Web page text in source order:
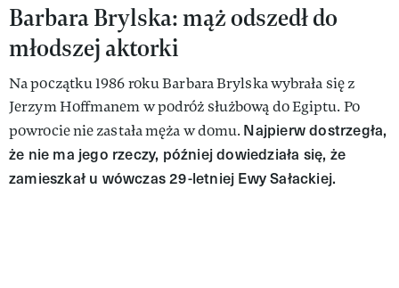
Barbara Brylska: mąż odszedł do
młodszej aktorki
Na początku 1986 roku Barbara Brylska wybrała się z
Jerzym Hoffmanem w podróż służbową do Egiptu. Po
powrocie nie zastała męża w domu. Najpierw dostrzegła,
że nie ma jego rzeczy, później dowiedziała się, że
zamieszkał u wówczas 29-letniej Ewy Sałackiej.